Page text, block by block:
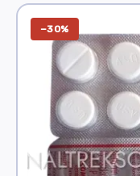
−30%